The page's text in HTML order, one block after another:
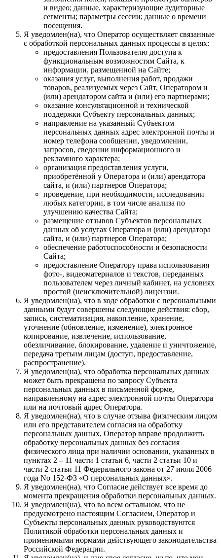
и видео; данные, характеризующие аудиторные
сегменты; параметры сессии; данные о времени
посещения.
Я уведомлен(на), что Оператор осуществляет связанные
с обработкой персональных данных процессы в целях:
предоставления Пользователю доступа к
функциональным возможностям Сайта, к
информации, размещенной на Сайте;
оказания услуг, выполнения работ, продажи
товаров, реализуемых через Сайт, Оператором и
(или) арендатором сайта и (или) его партнерами;
оказание консультационной и технической
поддержки Субъекту персональных данных;
направление на указанный Субъектом
персональных данных адрес электронной почты и
номер телефона сообщении, уведомлении,
запросов, сведении информационного и
рекламного характера;
организация предоставления услуги,
приобретённой у Оператора и (или) арендатора
сайта, и (или) партнеров Оператора;
проведение, при необходимости, исследовании
любых категории, в том числе анализа по
улучшению качества Сайта;
размещение отзывов Субъектов персональных
данных об услугах Оператора и (или) арендатора
сайта, и (или) партнеров Оператора;
обеспечение работоспособности и безопасности
Сайта;
предоставление Оператору права использования
фото-, видеоматериалов и текстов, переданных
пользователем через личный кабинет, на условиях
простой (неисключительной) лицензии.
Я уведомлен(на), что в ходе обработки с персональными
данными будут совершены следующие действия: сбор,
запись, систематизация, накопление, хранение,
уточнение (обновление, изменение), электронное
копирование, извлечение, использование,
обезличивание, блокирование, удаление и уничтожение,
передача третьим лицам (доступ, предоставление,
распространение).
Я уведомлен(на), что обработка персональных данных
может быть прекращена по запросу Субъекта
персональных данных в письменной форме,
направленному на адрес электронной почты Оператора
или на почтовый адрес Оператора.
Я уведомлен(на), что в случае отзыва физическим лицом
или его представителем согласия на обработку
персональных данных, Оператор вправе продолжить
обработку персональных данных без согласия
физического лица при наличии основании, указанных в
пунктах 2 – 11 части 1 статьи 6, части 2 статьи 10 и
части 2 статьи 11 Федерального закона от 27 июля 2006
года No 152-ФЗ «О персональных данных».
Я уведомлен(на), что Согласие действует все время до
момента прекращения обработки персональных данных.
Я уведомлен(на), что во всем остальном, что не
предусмотрено настоящим Согласием, Оператор и
Субъекты персональных данных руководствуются
Политикой обработки персональных данных и
применимыми нормами действующего законодательства
Российской Федерации.